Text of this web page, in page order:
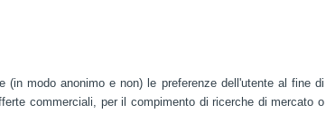
modo anonimo e non) le preferenze dell'utente al fine di
commerciali, per il compimento di ricerche di mercato o